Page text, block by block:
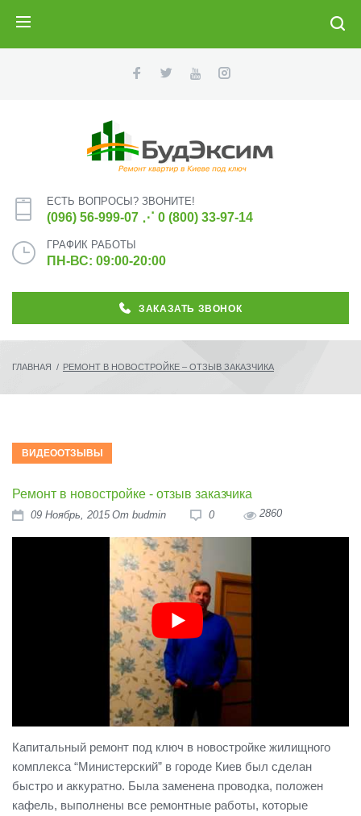
ЕСТЬ ВОПРОСЫ? ЗВОНИТЕ!
(096) 56-999-07 ⋰ 0 (800) 33-97-14
ГРАФИК РАБОТЫ
ПН-ВС: 09:00-20:00
ЗАКАЗАТЬ ЗВОНОК
ГЛАВНАЯ / РЕМОНТ В НОВОСТРОЙКЕ – ОТЗЫВ ЗАКАЗЧИКА
ВИДЕООТЗЫВЫ
Ремонт в новостройке - отзыв заказчика
09 Ноябрь, 2015 От budmin 0 2860
Капитальный ремонт под ключ в новостройке жилищного
комплекса “Министерский” в городе Киев был сделан
быстро и аккуратно. Была заменена проводка, положен
кафель, выполнены все ремонтные работы, которые